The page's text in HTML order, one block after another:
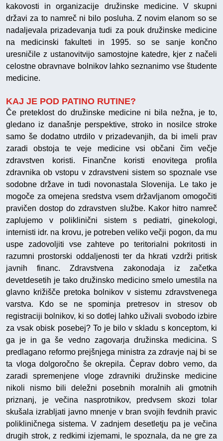
kakovosti in organizacije družinske medicine. V skupni
državi za to namreč ni bilo posluha. Z novim elanom so se
nadaljevala prizadevanja tudi za pouk družinske medicine
na medicinski fakulteti in 1995. so se sanje končno
uresničile z ustanovitvijo samostojne katedre, kjer z načeli
celostne obravnave bolnikov lahko seznanimo vse študente
medicine.
KAJ JE POD PATINO RUTINE?
Če preteklost do družinske medicine ni bila nežna, je to,
gledano iz današnje perspektive, stroko in nosilce stroke
samo še dodatno utrdilo v prizadevanjih, da bi imeli prav
zaradi obstoja te veje medicine vsi občani čim večje
zdravstven koristi. Finančne koristi enovitega profila
zdravnika ob vstopu v zdravstveni sistem so spoznale vse
sodobne države in tudi novonastala Slovenija. Le tako je
mogoče za omejena sredstva vsem državljanom omogočiti
pravičen dostop do zdravstven službe. Kakor hitro namreč
zaplujemo v poliklinični sistem s pediatri, ginekologi,
internisti idr. na krovu, je potreben veliko večji pogon, da mu
uspe zadovoljiti vse zahteve po teritorialni pokritosti in
razumni prostorski oddaljenosti ter da hkrati vzdrži pritisk
javnih financ. Zdravstvena zakonodaja iz začetka
devetdesetih je tako družinsko medicino smelo umestila na
glavno križišče pretoka bolnikov v sistemu zdravstvenega
varstva. Kdo se ne spominja pretresov in stresov ob
registraciji bolnikov, ki so dotlej lahko uživali svobodo izbire
za vsak obisk posebej? To je bilo v skladu s konceptom, ki
ga je in ga še vedno zagovarja družinska medicina. S
predlagano reformo prejšnjega ministra za zdravje naj bi se
ta vloga dolgoročno še okrepila. Čeprav dobro vemo, da
zaradi spremenjene vloge zdravniki družinske medicine
nikoli nismo bili deležni posebnih moralnih ali gmotnih
priznanj, je večina nasprotnikov, predvsem skozi tolar
skušala izrabljati javno mnenje v bran svojih fevdnih pravic
polikliničnega sistema. V zadnjem desetletju pa je večina
drugih strok, z redkimi izjemami, le spoznala, da ne gre za